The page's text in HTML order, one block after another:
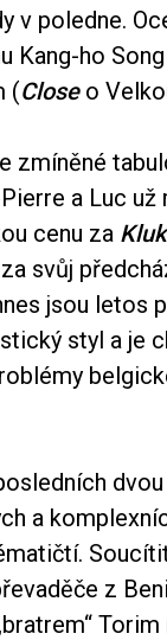
v poledne.
Kang-ho
(Closeo
zmíněné
a Luc
cenu za
svůj
jsou letos
styl a je
a
z